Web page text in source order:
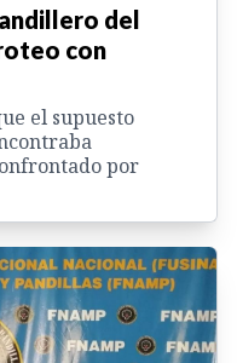
del
con
el supuesto
por